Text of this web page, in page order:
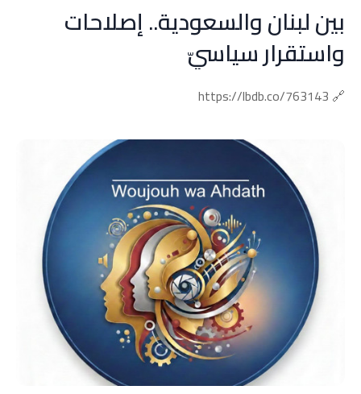
بين لبنان والسعودية.. إصلاحات
واستقرار سياسيّ
🔗 https://lbdb.co/763143